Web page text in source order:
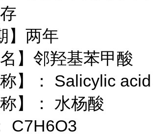
】两年
名】邻羟基苯甲酸
称】： Salicylic acid
称】： 水杨酸
C7H6O3